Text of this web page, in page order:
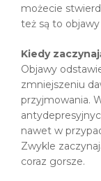
możecie
też są to
Kiedy
Objawy
zmniejszeniu
przyjmowania.
nawet w
Zwykle
coraz gorsze.